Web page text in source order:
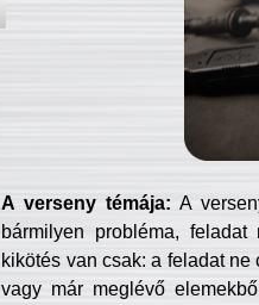
A verseny témája: A
bármilyen probléma, feladat
kikötés van csak: a feladat
vagy már meglévő